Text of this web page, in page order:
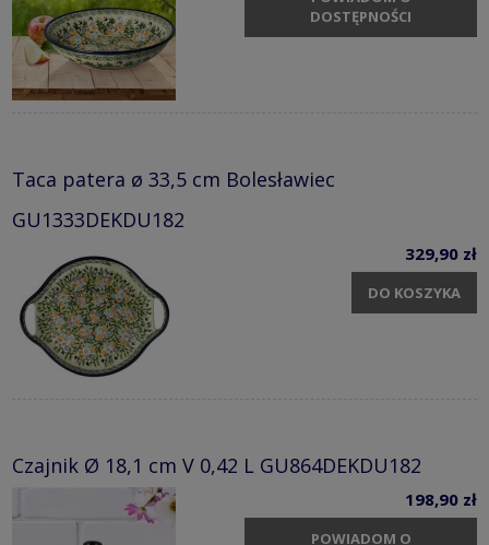
DOSTĘPNOŚCI
Taca patera ø 33,5 cm Bolesławiec
GU1333DEKDU182
329,90 zł
DO KOSZYKA
Czajnik Ø 18,1 cm V 0,42 L GU864DEKDU182
198,90 zł
POWIADOM O